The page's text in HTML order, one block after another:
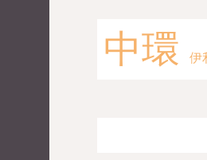
中環 伊